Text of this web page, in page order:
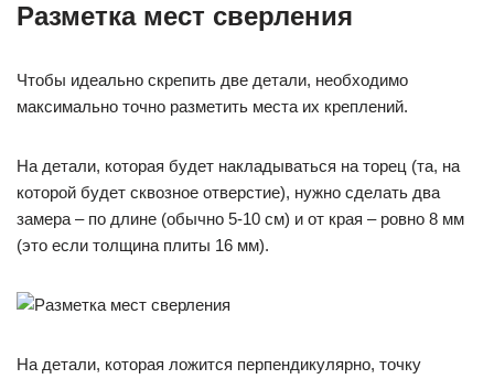
Разметка мест сверления
Чтобы идеально скрепить две детали, необходимо
максимально точно разметить места их креплений.
На детали, которая будет накладываться на торец (та, на
которой будет сквозное отверстие), нужно сделать два
замера – по длине (обычно 5-10 см) и от края – ровно 8 мм
(это если толщина плиты 16 мм).
На детали, которая ложится перпендикулярно, точку